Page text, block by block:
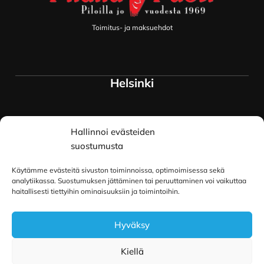
Hallinnoi evästeiden
suostumusta
Käytämme evästeitä sivuston toiminnoissa, optimoimisessa sekä
analytiikassa. Suostumuksen jättäminen tai peruuttaminen voi vaikuttaa
haitallisesti tiettyihin ominaisuuksiin ja toimintoihin.
Hyväksy
Kiellä
Toimitus- ja maksuehdot
Helsinki
Myymälä ja keskusvarasto
Siltavuorenranta 18
00170 Helsinki
Oulu
Kauppurienkatu 34
90100 Oulu